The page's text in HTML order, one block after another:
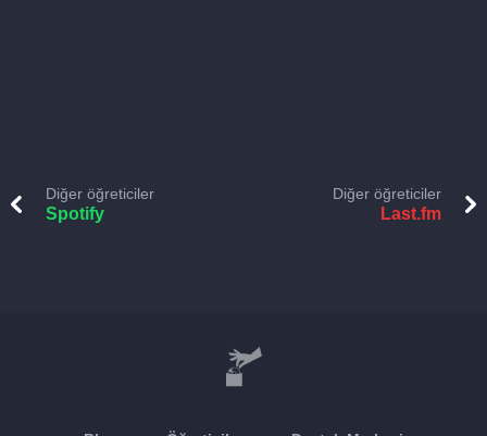
Diğer öğreticiler
Spotify
Diğer öğreticiler
Last.fm